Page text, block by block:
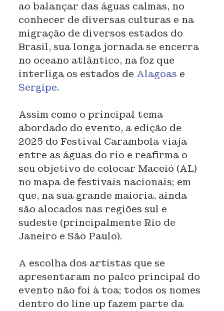
ao balançar das águas calmas, no
conhecer de diversas culturas e na
migração de diversos estados do
Brasil, sua longa jornada se encerra
no oceano atlântico, na foz que
interliga os estados de Alagoas e
Sergipe.
Assim como o principal tema
abordado do evento, a edição de
2025 do Festival Carambola viaja
entre as águas do rio e reafirma o
seu objetivo de colocar Maceió (AL)
no mapa de festivais nacionais; em
que, na sua grande maioria, ainda
são alocados nas regiões sul e
sudeste (principalmente Rio de
Janeiro e São Paulo).
A escolha dos artistas que se
apresentaram no palco principal do
evento não foi à toa; todos os nomes
dentro do line up fazem parte da